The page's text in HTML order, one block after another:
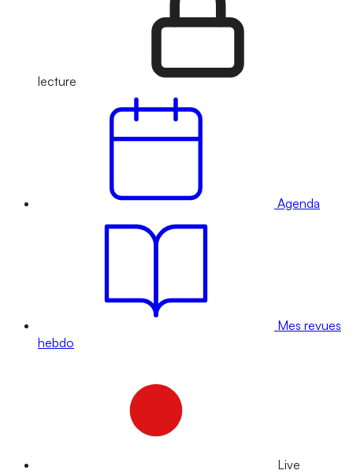
lecture
Agenda
Mes revues
hebdo
Live